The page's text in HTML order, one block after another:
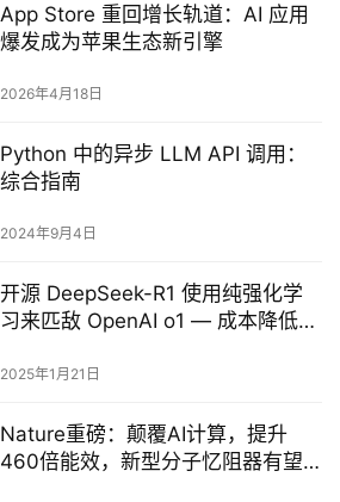
App Store 重回增长轨道：AI 应用
爆发成为苹果生态新引擎
2026年4月18日
Python 中的异步 LLM API 调用：
综合指南
2024年9月4日
开源 DeepSeek-R1 使用纯强化学
习来匹敌 OpenAI o1 — 成本降低
2025年1月21日
Nature重磅：颠覆AI计算，提升
460倍能效，新型分子忆阻器有望